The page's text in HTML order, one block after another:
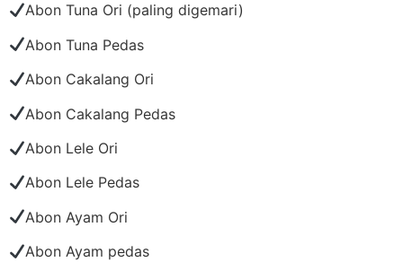
Abon Tuna Ori (paling digemari)
Abon Tuna Pedas
Abon Cakalang Ori
Abon Cakalang Pedas
Abon Lele Ori
Abon Lele Pedas
Abon Ayam Ori
Abon Ayam pedas